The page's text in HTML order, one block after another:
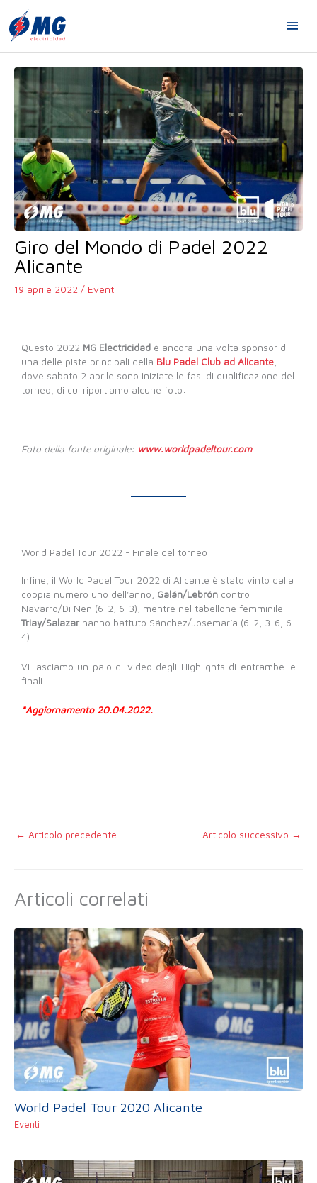
contenuto
Giro del Mondo di Padel 2022
Alicante
19 aprile 2022 / Eventi
Questo 2022 MG Electricidad è ancora una volta sponsor di
una delle piste principali della Blu Padel Club ad Alicante
dove sabato 2 aprile sono iniziate le fasi di qualificazione del
torneo, di cui riportiamo alcune foto:
Foto della fonte originale: www.worldpadeltour.com
World Padel Tour 2022 - Finale del torneo
Infine, il World Padel Tour 2022 di Alicante è stato vinto dalla
coppia numero uno dell'anno, Galán/Lebrón contro
Navarro/Di Nen (6-2, 6-3), mentre nel tabellone femminile
Triay/Salazar hanno battuto Sánchez/Josemaría (6-2, 3-6, 6-
4).
Vi lasciamo un paio di video degli Highlights di entrambe le
finali.
*Aggiornamento 20.04.2022.
← Articolo precedente Articolo successivo →
Articoli correlati
World Padel Tour 2020 Alicante
Eventi